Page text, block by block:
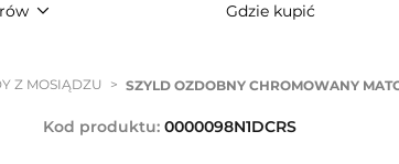
Gdzie kupić
Z MOSIĄDZU > SZYLD OZDOBNY CHROMOWANY
Kod produktu: 0000098N1DCRS